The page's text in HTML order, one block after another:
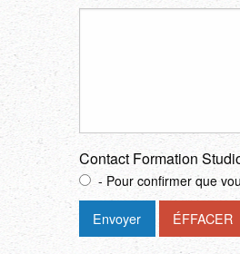
Contact Formation
- Pour confirmer que
Envoyer ÉFFACER